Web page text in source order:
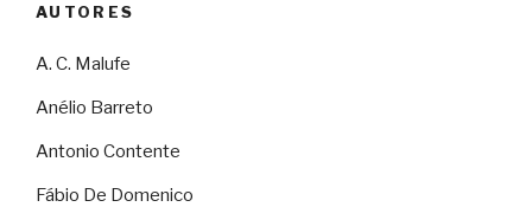
AUTORES
A. C. Malufe
Anélio Barreto
Antonio Contente
Fábio De Domenico